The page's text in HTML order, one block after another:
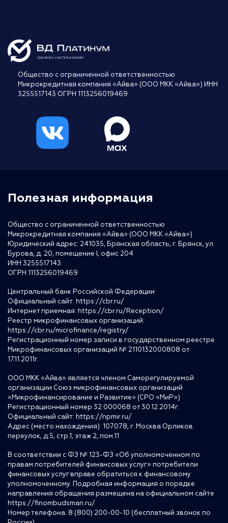
Общество с ограниченной ответственностью
Микрокредитная компания «Айва» (ООО МКК «Айва») ИНН
3255517143 ОГРН 1113256019469
Полезная информация
Общество с ограниченной ответственностью
Микрокредитная компания «Айва» (ООО МКК «Айва»)
Юридический адрес: 241035, Брянская область, г. Брянск, ул.
Бурова, д. 20, помещение I, офис 204
ИНН 3255517143
ОГРН 1113256019469
Центральный банк Российской Федерации
Официальный сайт: https://cbr.ru/
Интернет приемная: https://cbr.ru/Reception/
Реестр микрофинансовых организаций:
https://cbr.ru/microfinance/registry/
Регистрационный номер записи в государственном реестре
Микрофинансовых организаций № 2110132000808 от
17.11.2011г.
ООО МКК «Айва» является членом Саморегулируемой
организации Союз микрофинансовых организаций
«Микрофинансирование и Развитие» (СРО «МиР»)
Регистрационный номер 32 000068 от 30.12.2014г.
Официальный сайт: https://npmir.ru/
Адрес (место нахождения): 107078, г. Москва Орликов
переулок, д.5, стр.1, этаж 2, пом.11
В соответствии с ФЗ № 123-ФЗ «Об уполномоченном по
правам потребителей финансовых услуг» потребители
финансовых услуг вправе обратиться к финансовому
уполномоченному. Подробная информация о порядке
направления обращения размещена на официальном сайте
https://finombudsman.ru/
Номер телефона: 8 (800) 200-00-10 (бесплатный звонок по